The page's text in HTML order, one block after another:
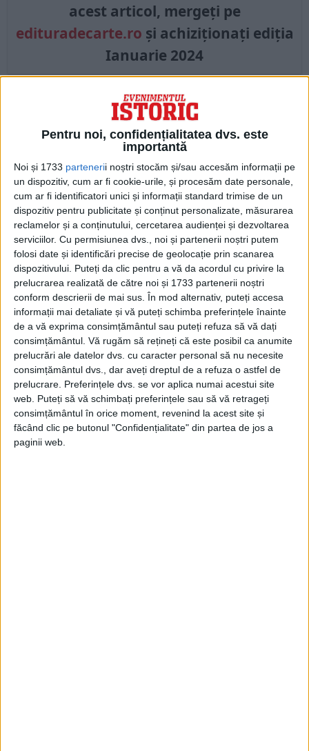
Pentru noi, confidențialitatea dvs. este
importantă
Noi și 1733 partenerii noștri stocăm și/sau accesăm informații pe
un dispozitiv, cum ar fi cookie-urile, și procesăm date personale,
cum ar fi identificatori unici și informații standard trimise de un
dispozitiv pentru publicitate și conținut personalizate, măsurarea
reclamelor și a conținutului, cercetarea audienței și dezvoltarea
serviciilor. Cu permisiunea dvs., noi și partenerii noștri putem
folosi date și identificări precise de geolocație prin scanarea
dispozitivului. Puteți da clic pentru a vă da acordul cu privire la
prelucrarea realizată de către noi și 1733 partenerii noștri
conform descrierii de mai sus. În mod alternativ, puteți accesa
informații mai detaliate și vă puteți schimba preferințele înainte
de a vă exprima consimțământul sau puteți refuza să vă dați
consimțământul. Vă rugăm să rețineți că este posibil ca anumite
prelucrări ale datelor dvs. cu caracter personal să nu necesite
consimțământul dvs., dar aveți dreptul de a refuza o astfel de
prelucrare. Preferințele dvs. se vor aplica numai acestui site
web. Puteți să vă schimbați preferințele sau să vă retrageți
consimțământul în orice moment, revenind la acest site și
făcând clic pe butonul "Confidențialitate" din partea de jos a
paginii web.
acest articol, mergeți pe
edituradecarte.ro și achiziționați ediția
Ianuarie 2024
Din ultima ediție ...
Regina României
Carol al II-lea și acțiunile sale care au ruinat
România Mare
Afaceri oneroase care au marcat România
modernă: Strousberg și Hallier
ETICHETE:
PUBLICAT IN CATEGORIILE:
IANUARIE 2024
DISTRIBUIE ȘTIREA: FACEBOOK|TWITTER
DACĂ VA PLAC MATERIALELE PUBLICATE, VA INVITĂM SĂ NE URMĂRIȚI
ȘI PE PAGINA NOASTRĂ DE FACEBOOK
RECOMANDARI PENTRU TINE
Istoria sloturilor: de la primele aparate
la sloturile online